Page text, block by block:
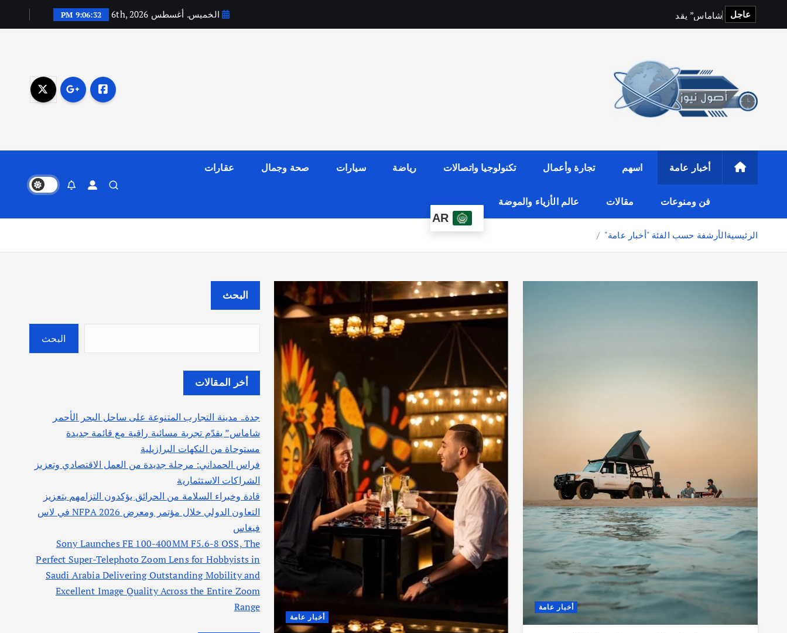
ى
عاجل شاماس” يقد الخميس. أغسطس 6th, 2026 9:06:33 PM
أخبار عامة اسهم تجارة وأعمال تكنولوجيا واتصالات رياضة سيارات صحة وجمال عقارات
فن ومنوعات مقالات
عالم الأزياء والموضة
AR
الرئيسيةالأرشفة حسب الفئة "أخبار عامة"
أخبار عامة
أخبار عامة
البحث
البحث
أخر المقالات
جدة.. مدينة التجارب المتنوعة على ساحل البحر الأحمر
شاماس” يقدّم تجربة مسائية راقية مع قائمة جديدة
مستوحاة من النكهات البرازيلية
فراس الحمداني: مرحلة جديدة من العمل الاقتصادي وتعزيز
الشراكات الاستثمارية
قادة وخبراء السلامة من الحرائق يؤكدون التزامهم بتعزيز
التعاون الدولي خلال مؤتمر ومعرض NFPA 2026 في لاس
فيغاس
Sony Launches FE 100-400MM F5.6-8 OSS, The
Perfect Super-Telephoto Zoom Lens for Hobbyists in
Saudi Arabia Delivering Outstanding Mobility and
Excellent Image Quality Across the Entire Zoom
Range